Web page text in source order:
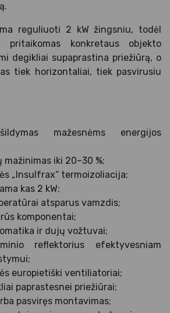
reguliuoti 2 kW žingsniu, todėl
pritaikomas konkretaus objekto
degikliai supaprastina priežiūrą, o
tiek horizontaliai, tiek pasvirusiu
mažesnėms energijos
iki 20–30 %;
„Insulfrax“ termoizoliacija;
kas 2 kW;
atsparus vamzdis;
komponentai;
ir dujų vožtuvai;
reflektorius efektyvesniam
europietiški ventiliatoriai;
paprastesnei priežiūrai;
pasviręs montavimas;